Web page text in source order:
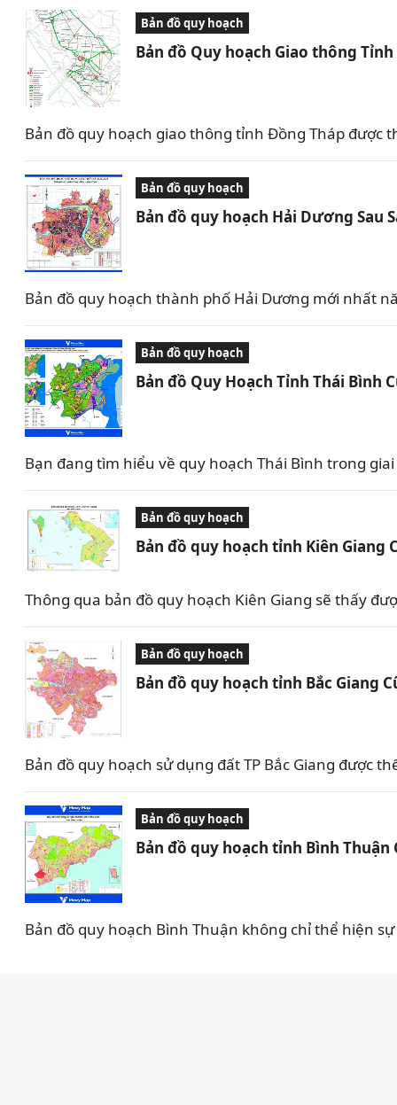
Bản đồ quy hoạch
Bản đồ Quy hoạch Giao thông
Bản đồ quy hoạch giao thông tỉnh Đồng Tháp
Bản đồ quy hoạch
Bản đồ quy hoạch Hải Dương Sau
Bản đồ quy hoạch thành phố Hải Dương mới nhất
Bản đồ quy hoạch
Bản đồ Quy Hoạch Tỉnh Thái Bình
Bạn đang tìm hiểu về quy hoạch Thái Bình trong
Bản đồ quy hoạch
Bản đồ quy hoạch tỉnh Kiên Giang
Thông qua bản đồ quy hoạch Kiên Giang sẽ thấy
Bản đồ quy hoạch
Bản đồ quy hoạch tỉnh Bắc Giang
Bản đồ quy hoạch sử dụng đất TP Bắc Giang được
Bản đồ quy hoạch
Bản đồ quy hoạch tỉnh Bình Thuận
Bản đồ quy hoạch Bình Thuận không chỉ thể hiện